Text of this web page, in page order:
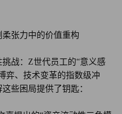
张力中的价值重构
战：Z世代员工的“意义感
弈、技术变革的指数级冲
些困局提供了钥匙：